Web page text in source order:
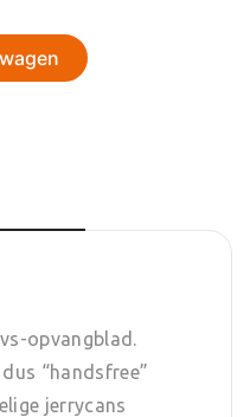
opvangblad.
“handsfree”
jerrycans